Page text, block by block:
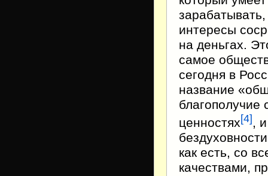
интересы
на деньгах.
самое
сегодня в
название
благополучие
ценностях[4] ,
как есть, со
качествами,